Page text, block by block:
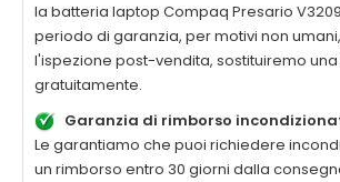
la batteria laptop Compaq Presario
periodo di garanzia, per motivi non
l'ispezione post-vendita, sostituiremo
gratuitamente.
Garanzia di rimborso
Le garantiamo che puoi richiedere
un rimborso entro 30 giorni dalla